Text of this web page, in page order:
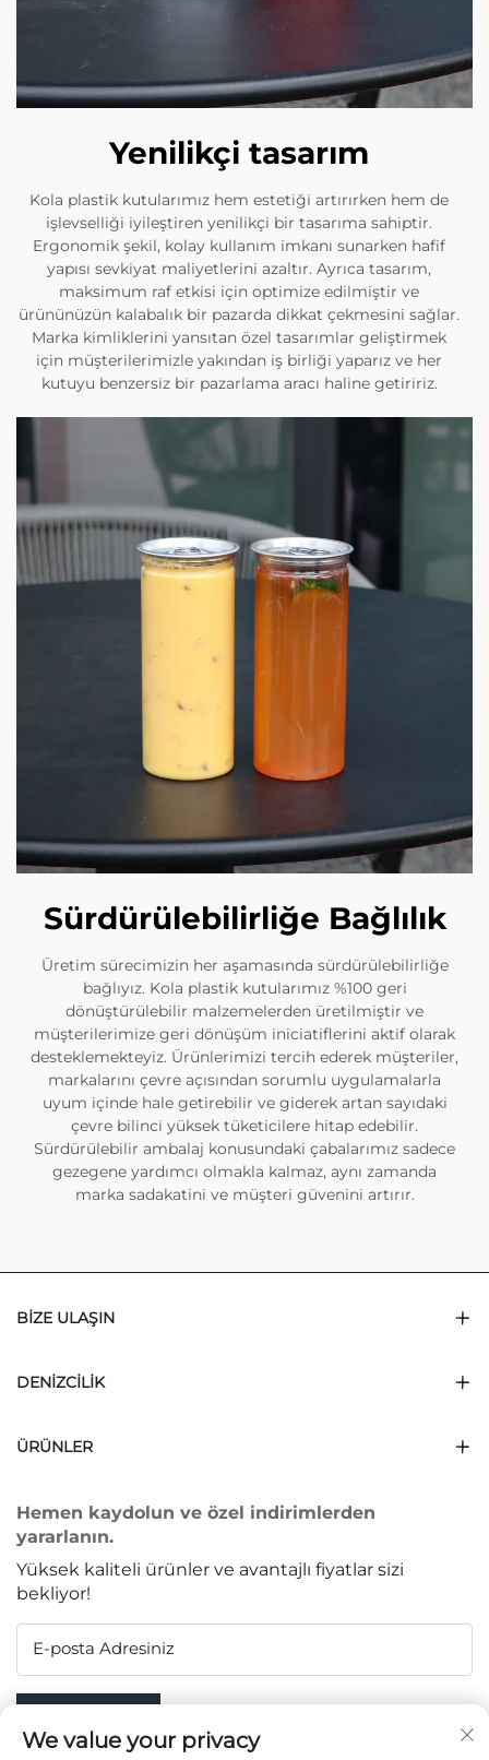
Yenilikçi tasarım
Kola plastik kutularımız hem estetiği artırırken hem de
işlevselliği iyileştiren yenilikçi bir tasarıma sahiptir.
Ergonomik şekil, kolay kullanım imkanı sunarken hafif
yapısı sevkiyat maliyetlerini azaltır. Ayrıca tasarım,
maksimum raf etkisi için optimize edilmiştir ve
ürününüzün kalabalık bir pazarda dikkat çekmesini sağlar.
Marka kimliklerini yansıtan özel tasarımlar geliştirmek
için müşterilerimizle yakından iş birliği yaparız ve her
kutuyu benzersiz bir pazarlama aracı haline getiririz.
Sürdürülebilirliğe Bağlılık
Üretim sürecimizin her aşamasında sürdürülebilirliğe
bağlıyız. Kola plastik kutularımız %100 geri
dönüştürülebilir malzemelerden üretilmiştir ve
müşterilerimize geri dönüşüm iniciatiflerini aktif olarak
desteklemekteyiz. Ürünlerimizi tercih ederek müşteriler,
markalarını çevre açısından sorumlu uygulamalarla
uyum içinde hale getirebilir ve giderek artan sayıdaki
çevre bilinci yüksek tüketicilere hitap edebilir.
Sürdürülebilir ambalaj konusundaki çabalarımız sadece
gezegene yardımcı olmakla kalmaz, aynı zamanda
marka sadakatini ve müşteri güvenini artırır.
BIZE ULAŞIN
DENIZCILIK
ÜRÜNLER
Hemen kaydolun ve özel indirimlerden
yararlanın.
Yüksek kaliteli ürünler ve avantajlı fiyatlar sizi
bekliyor!
E-posta Adresiniz
We value your privacy